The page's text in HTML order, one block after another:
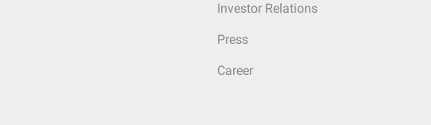
Investor Relations
Press
Career